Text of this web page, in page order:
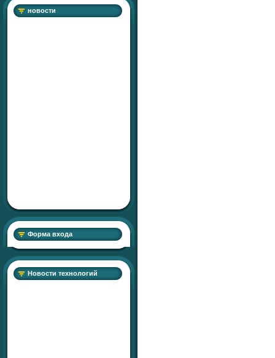
новости
Форма входа
Новости технологий